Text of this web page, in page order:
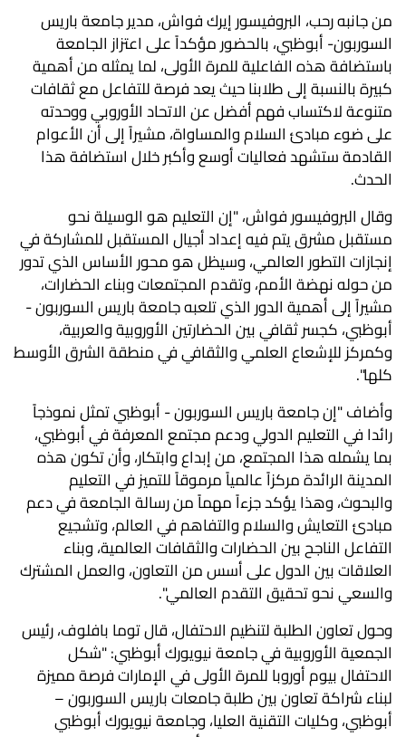
من جانبه رحب، البروفيسور إيرك فواش، مدير جامعة باريس
السوربون- أبوظبي، بالحضور مؤكداً على اعتزاز الجامعة
باستضافة هذه الفاعلية للمرة الأولى، لما يمثله من أهمية
كبيرة بالنسبة إلى طلابنا حيث يعد فرصة للتفاعل مع ثقافات
متنوعة لاكتساب فهم أفضل عن الاتحاد الأوروبي ووحدته
على ضوء مبادئ السلام والمساواة، مشيراً إلى أن الأعوام
القادمة ستشهد فعاليات أوسع وأكبر خلال استضافة هذا
الحدث.
وقال البروفيسور فواش، "إن التعليم هو الوسيلة نحو
مستقبل مشرق يتم فيه إعداد أجيال المستقبل للمشاركة في
إنجازات التطور العالمي، وسيظل هو محور الأساس الذي تدور
من حوله نهضة الأمم، وتقدم المجتمعات وبناء الحضارات،
مشيراً إلى أهمية الدور الذي تلعبه جامعة باريس السوربون -
أبوظبي، كجسر ثقافي بين الحضارتين الأوروبية والعربية،
وكمركز للإشعاع العلمي والثقافي في منطقة الشرق الأوسط
كلها".
وأضاف "إن جامعة باريس السوربون - أبوظبي تمثل نموذجاً
رائدا في التعليم الدولي ودعم مجتمع المعرفة في أبوظبي،
بما يشمله هذا المجتمع، من إبداع وابتكار، وأن تكون هذه
المدينة الرائدة مركزاً عالمياً مرموقاً للتميز في التعليم
والبحوث، وهذا يؤكد جزءاً مهماً من رسالة الجامعة في دعم
مبادئ التعايش والسلام والتفاهم في العالم، وتشجيع
التفاعل الناجح بين الحضارات والثقافات العالمية، وبناء
العلاقات بين الدول على أسس من التعاون، والعمل المشترك
والسعي نحو تحقيق التقدم العالمي".
وحول تعاون الطلبة لتنظيم الاحتفال، قال توما بافلوف، رئيس
الجمعية الأوروبية في جامعة نيويورك أبوظبي: "شكل
الاحتفال بيوم أوروبا للمرة الأولى في الإمارات فرصة مميزة
لبناء شراكة تعاون بين طلبة جامعات باريس السوربون –
أبوظبي، وكليات التقنية العليا، وجامعة نيويورك أبوظبي